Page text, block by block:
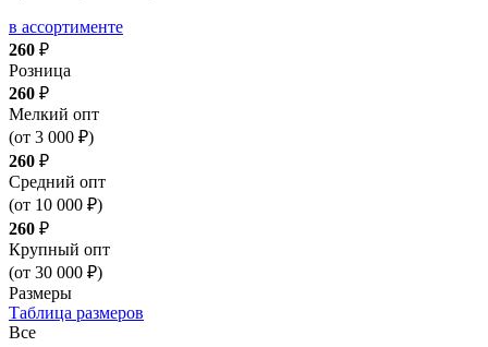
в ассортименте
260 ₽
Розница
260 ₽
Мелкий опт
(от 3 000 ₽)
260 ₽
Средний опт
(от 10 000 ₽)
260 ₽
Крупный опт
(от 30 000 ₽)
Размеры
Таблица размеров
Все